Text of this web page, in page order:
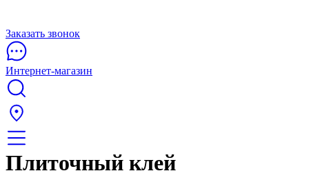
Заказать звонок
Интернет-магазин
Плиточный клей